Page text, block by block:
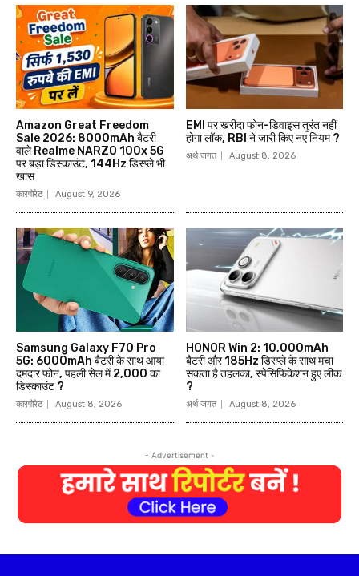
Amazon Great Freedom
Sale 2026: 8000mAh बैटरी
वाले Realme NARZO 100x 5G
पर बड़ा डिस्काउंट, 144Hz डिस्प्ले भी
खास
कारपोरेट August 9, 2026
EMI पर खरीदा फोन-डिवाइस तुरंत नहीं
होगा लॉक, RBI ने जारी किए नए नियम ?
अर्थ जगत August 8, 2026
Samsung Galaxy F70 Pro
5G: 6000mAh बैटरी के साथ आया
दमदार फोन, पहली सेल में ₹2,000 का
डिस्काउंट ?
कारपोरेट August 8, 2026
HONOR Win 2: 10,000mAh
बैटरी और 185Hz डिस्प्ले के साथ मचा
सकता है तहलका, स्पेसिफिकेशन हुए लीक
?
अर्थ जगत August 8, 2026
- Advertisement -